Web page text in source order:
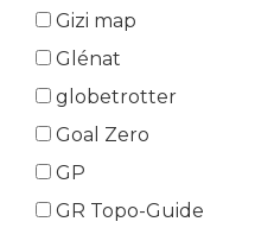
Gizi map
Glénat
globetrotter
Goal Zero
GP
GR Topo-Guide